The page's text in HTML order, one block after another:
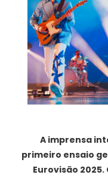
A imprensa
primeiro ensaio
Eurovisão 2025.